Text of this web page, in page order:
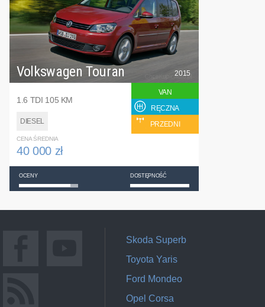
Volkswagen Touran
1.6 TDI 105 KM
DIESEL
2015
VAN
RĘCZNA
PRZEDNI
CENA ŚREDNIA
40 000 zł
OCENY DOSTĘPNOŚĆ
Skoda Superb
Toyota Yaris
Ford Mondeo
Opel Corsa